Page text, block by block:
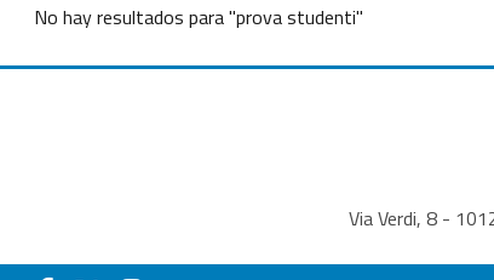
No hay resultados para "prova studenti"
Via Verdi, 8 -